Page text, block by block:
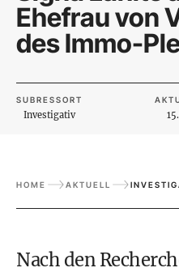
Ehefrau von
des Immo-
SUBRESSORT
Investigativ
HOME AKTUELL
Nach den